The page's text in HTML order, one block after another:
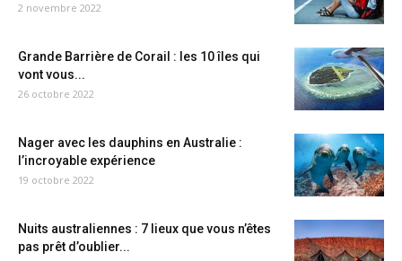
2 novembre 2022
Grande Barrière de Corail : les 10 îles qui
vont vous...
26 octobre 2022
Nager avec les dauphins en Australie :
l’incroyable expérience
19 octobre 2022
Nuits australiennes : 7 lieux que vous n’êtes
pas prêt d’oublier...